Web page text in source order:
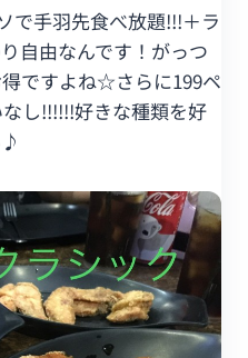
で手羽先食べ放題!!!＋ラ
自由なんです！がっつ
ですよね☆さらに199ペ
し!!!!!!好きな種類を好
♪